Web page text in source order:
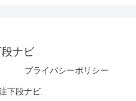
ナビ
プライバシーポリシー
下段ナビ.